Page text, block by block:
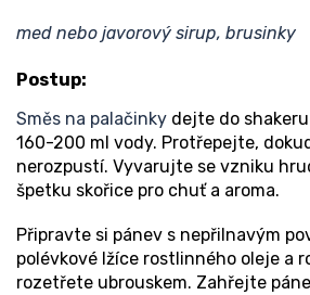
med nebo javorový sirup, brusinky
Postup:
Směs na palačinky dejte do
160-200 ml vody. Protřepejte,
nerozpustí. Vyvarujte se vzniku
špetku skořice pro chuť a aroma.
Připravte si pánev s nepřilnavým
polévkové lžíce rostlinného oleje a
rozetřete ubrouskem. Zahřejte